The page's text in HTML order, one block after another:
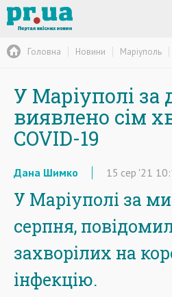
Головна Новини Маріуполь
У Маріуполі за
виявлено сім
COVID-19
Дана Шимко 15 сер '21
У Маріуполі за
серпня,
захворілих на
інфекцію.